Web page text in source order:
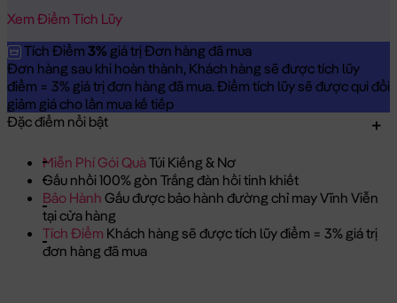
Xem Điểm Tích Lũy
Tích Điểm 3% giá trị Đơn hàng đã mua
Đơn hàng sau khi hoàn thành, Khách hàng sẽ được tích lũy
điểm = 3% giá trị đơn hàng đã mua. Điểm tích lũy sẽ được qui đổi
giảm giá cho lần mua kế tiếp
Đặc điểm nổi bật
Miễn Phí Gói QuàTúi Kiếng & Nơ
Gấu nhồi 100% gòn Trắng đàn hồi tinh khiết
Bảo Hành Gấu được bảo hành đường chỉ may Vĩnh Viễn
tại cửa hàng
Tích Điểm Khách hàng sẽ được tích lũy điểm = 3% giá trị
đơn hàng đã mua